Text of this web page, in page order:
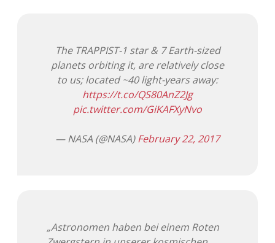
Wandnotizen
Adventskalender 2014
Adventskalender 2015
Adventskalender 2016
Adventskalender 2017
Adventskalender 2020
The TRAPPIST-1 star & 7 Earth-sized
planets orbiting it, are relatively close
to us; located ~40 light-years away:
https://t.co/QS80AnZ2Jg
pic.twitter.com/GiKAFXyNvo
— NASA (@NASA)February 22, 2017
„Astronomen haben bei einem Roten